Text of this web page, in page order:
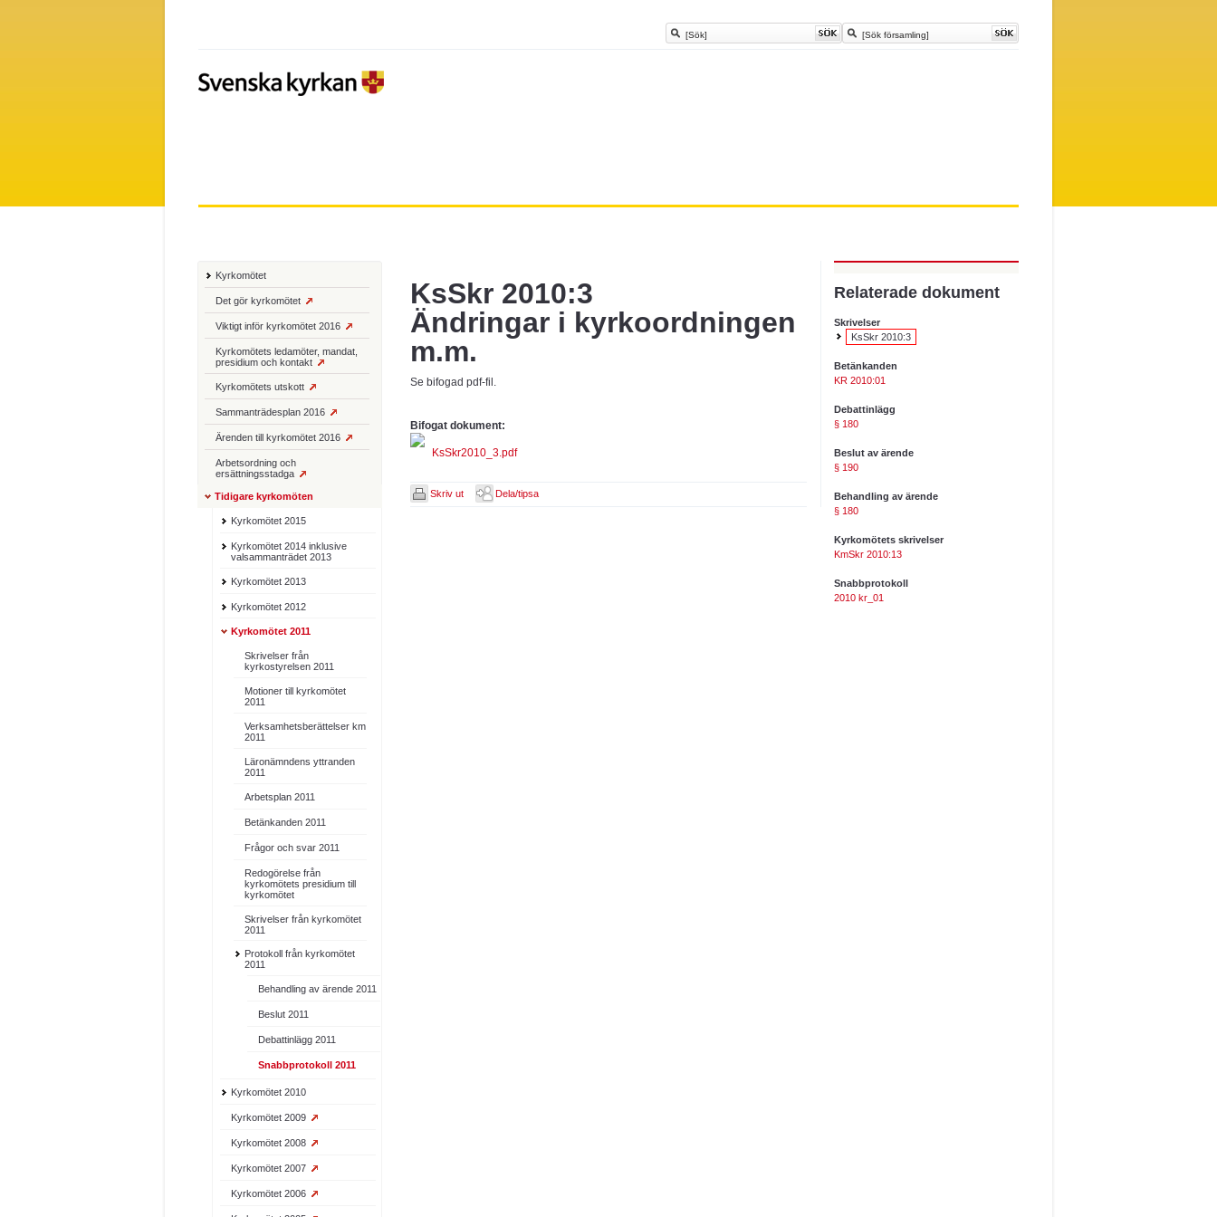
KsSkr 2010:3
Ändringar i kyrkoordningen
m.m.
Se bifogad pdf-fil.
Bifogat dokument:
KsSkr2010_3.pdf
Skriv ut Dela/tipsa
Kyrkomötet
Det gör kyrkomötet
Viktigt inför kyrkomötet 2016
Kyrkomötets ledamöter, mandat,
presidium och kontakt
Kyrkomötets utskott
Sammanträdesplan 2016
Ärenden till kyrkomötet 2016
Arbetsordning och
ersättningsstadga
Tidigare kyrkomöten
Kyrkomötet 2015
Kyrkomötet 2014 inklusive
valsammanträdet 2013
Kyrkomötet 2013
Kyrkomötet 2012
Kyrkomötet 2011
Skrivelser från
kyrkostyrelsen 2011
Motioner till kyrkomötet
2011
Verksamhetsberättelser km
2011
Läronämndens yttranden
2011
Arbetsplan 2011
Betänkanden 2011
Frågor och svar 2011
Redogörelse från
kyrkomötets presidium till
kyrkomötet
Skrivelser från kyrkomötet
2011
Protokoll från kyrkomötet
2011
Behandling av ärende 2011
Beslut 2011
Debattinlägg 2011
Snabbprotokoll 2011
Kyrkomötet 2010
Kyrkomötet 2009
Kyrkomötet 2008
Kyrkomötet 2007
Kyrkomötet 2006
Relaterade dokument
Skrivelser
KsSkr 2010:3
Betänkanden
KR 2010:01
Debattinlägg
§ 180
Beslut av ärende
§ 190
Behandling av ärende
§ 180
Kyrkomötets skrivelser
KmSkr 2010:13
Snabbprotokoll
2010 kr_01